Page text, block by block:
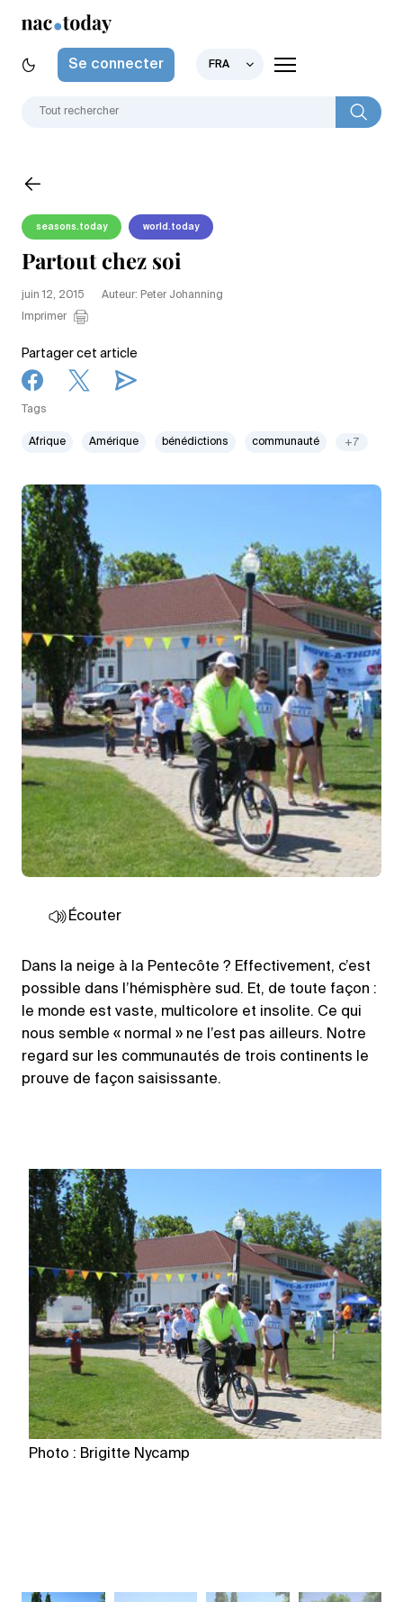
Se connecter FRA
seasons.today world.today
Partout chez soi
juin 12, 2015
Auteur: Peter Johanning
Imprimer
Partager cet article
Tags
Afrique Amérique bénédictions communauté +7
Écouter
Dans la neige à la Pentecôte ? Effectivement, c’est
possible dans l’hémisphère sud. Et, de toute façon :
le monde est vaste, multicolore et insolite. Ce qui
nous semble « normal » ne l’est pas ailleurs. Notre
regard sur les communautés de trois continents le
prouve de façon saisissante.
Photo : Brigitte Nycamp